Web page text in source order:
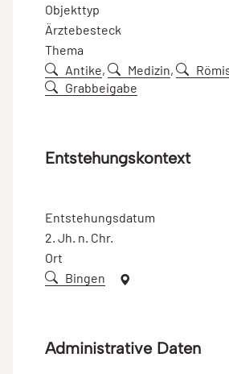
Objekttyp
Ärztebesteck
Thema
Antike, Medizin,
Grabbeigabe
Entstehungskontext
Entstehungsdatum
2. Jh. n. Chr.
Ort
Bingen
Administrative Daten